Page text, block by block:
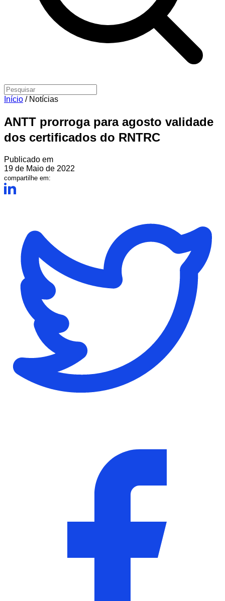
Início / Notícias
ANTT prorroga para agosto validade
dos certificados do RNTRC
Publicado em
19 de Maio de 2022
compartilhe em: